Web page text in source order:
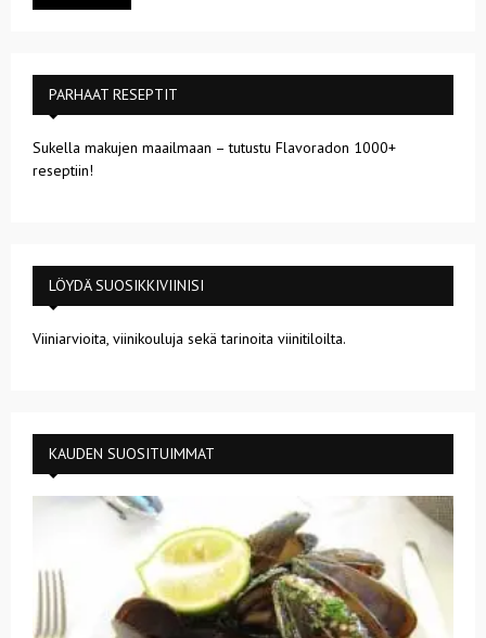
PARHAAT RESEPTIT
Sukella makujen maailmaan – tutustu Flavoradon 1000+
reseptiin!
LÖYDÄ SUOSIKKIVIINISI
Viiniarvioita, viinikouluja sekä tarinoita viinitiloilta.
KAUDEN SUOSITUIMMAT